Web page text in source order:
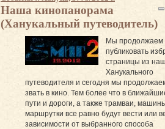
Наша кинопанорама
(Ханукальный путеводитель)
Мы продолжаем
публиковать
страницы из
Ханукального
путеводителя и сегодня мы
звать в кино. Тем более что в
пути и дороги, а также трамваи,
маршрутки все равно будут вести или
зависимости от выбранного способа